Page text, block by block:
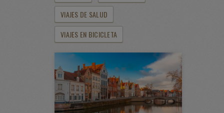
VIAJES DE SALUD
VIAJES EN BICICLETA